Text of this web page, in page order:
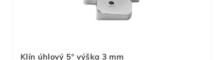
Klín úhlový 5° výška 3 mm